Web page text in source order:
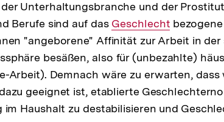
Unterhaltungsbranche und der
Berufe sind auf das Interner
Link:
Geschlecht
"angeborene" Affinität zur Arbeit in
besäßen, also für (unbezahlte)
Arbeit). Demnach wäre zu erwarten,
geeignet ist, etablierte
Haushalt zu destabilisieren und